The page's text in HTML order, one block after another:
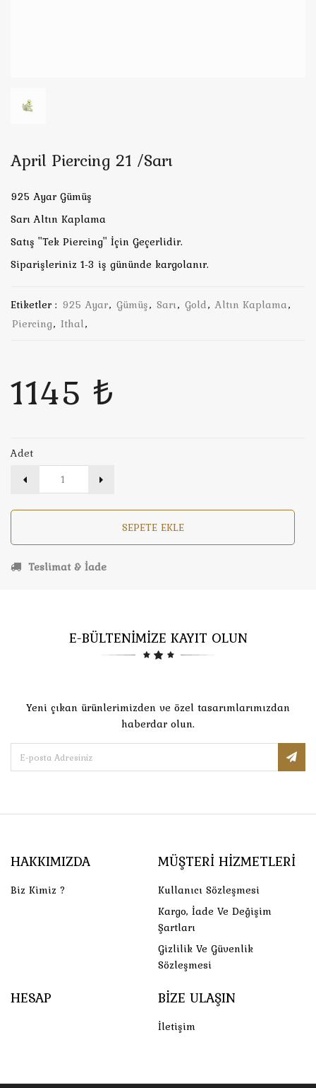
April Piercing 21 /Sarı
925 Ayar Gümüş
Sarı Altın Kaplama
Satış ''Tek Piercing'' İçin Geçerlidir.
Siparişleriniz 1-3 iş gününde kargolanır.
Etiketler : 925 Ayar, Gümüş, Sarı, Gold, Altın Kaplama,
Piercing, Ithal,
1145 ₺
Adet
SEPETE EKLE
Teslimat & İade
E-BÜLTENİMİZE KAYIT OLUN
Yeni çıkan ürünlerimizden ve özel tasarımlarımızdan
haberdar olun.
HAKKIMIZDA
Biz Kimiz ?
MÜŞTERI HIZMETLERI
Kullanıcı Sözleşmesi
Kargo, İade Ve Değişim
Şartları
Gizlilik Ve Güvenlik
Sözleşmesi
HESAP BIZE ULAŞIN
İletişim